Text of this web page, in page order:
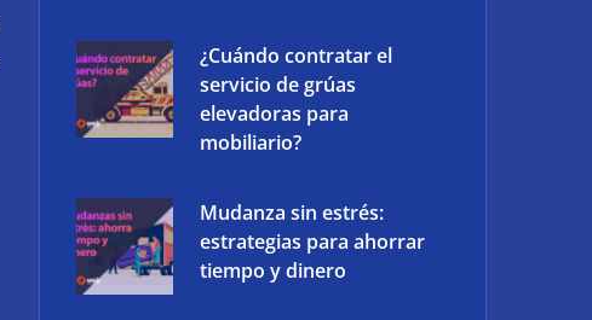
¿Cuándo contratar el
servicio de grúas
elevadoras para
mobiliario?
Mudanza sin estrés:
estrategias para ahorrar
tiempo y dinero